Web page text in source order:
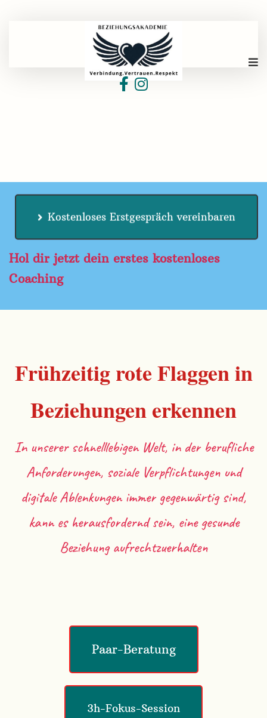
Kostenloses Erstgespräch vereinbaren
Hol dir jetzt dein erstes kostenloses
Coaching
Frühzeitig rote Flaggen in
Beziehungen erkennen
In unserer schnelllebigen Welt, in der berufliche
Anforderungen, soziale Verpflichtungen und
digitale Ablenkungen immer gegenwärtig sind,
kann es herausfordernd sein, eine gesunde
Beziehung aufrechtzuerhalten
Paar-Beratung
3h-Fokus-Session